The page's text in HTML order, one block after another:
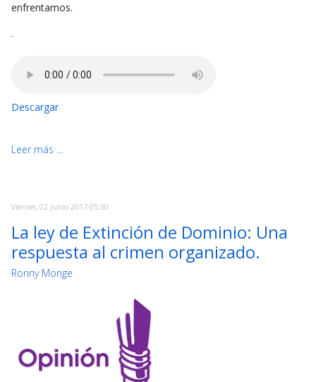
enfrentamos.
-
Descargar
Leer más ...
Viernes, 02 Junio 2017 05:30
La ley de Extinción de Dominio: Una
respuesta al crimen organizado.
Ronny Monge